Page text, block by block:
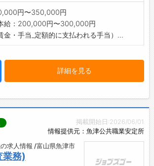
円〜350,000円
給：200,000円〜300,000円
金・手当_定額的に支払われる手当）...
詳細を見る
掲載開始日:2026/06/01
情報提供元：魚津公共職業安定所
求人情報 /富山県魚津市
業務)